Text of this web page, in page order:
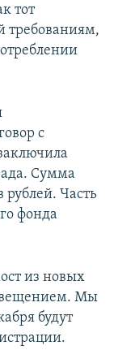
тот
требованиям,
с
Сумма
рублей. Часть
фонда
из новых
Мы
будут